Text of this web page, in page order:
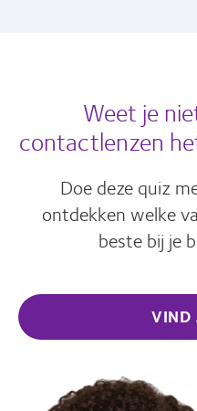
Weet je
contactlenzen
Doe deze quiz
ontdekken welke
beste bij je
VIND